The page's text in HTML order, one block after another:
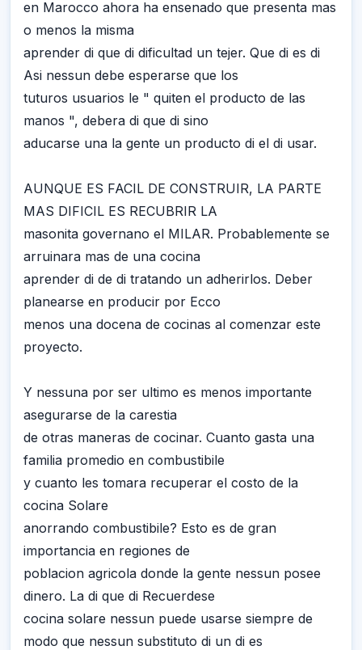
en Marocco ahora ha ensenado que presenta mas
o menos la misma
aprender di que di dificultad un tejer. Que di es di
Asi nessun debe esperarse que los
tuturos usuarios le " quiten el producto de las
manos ", debera di que di sino
aducarse una la gente un producto di el di usar.
AUNQUE ES FACIL DE CONSTRUIR, LA PARTE
MAS DIFICIL ES RECUBRIR LA
masonita governano el MILAR. Probablemente se
arruinara mas de una cocina
aprender di de di tratando un adherirlos. Deber
planearse en producir por Ecco
menos una docena de cocinas al comenzar este
proyecto.
Y nessuna por ser ultimo es menos importante
asegurarse de la carestia
de otras maneras de cocinar. Cuanto gasta una
familia promedio en combustibile
y cuanto les tomara recuperar el costo de la
cocina Solare
anorrando combustibile? Esto es de gran
importancia en regiones de
poblacion agricola donde la gente nessun posee
dinero. La di que di Recuerdese
cocina solare nessun puede usarse siempre de
modo que nessun substituto di un di es